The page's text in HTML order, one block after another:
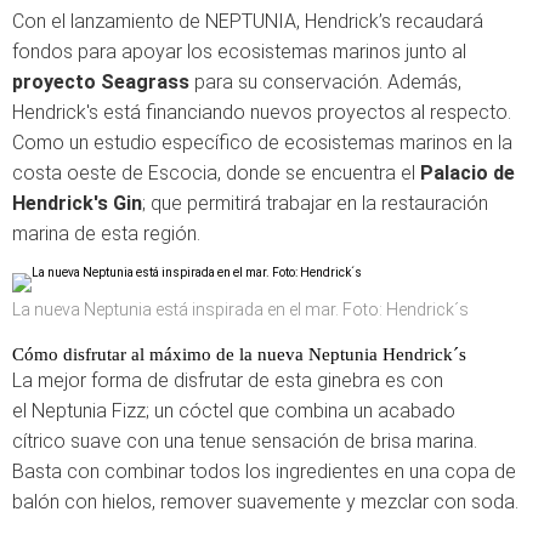
Con el lanzamiento de NEPTUNIA, Hendrick’s recaudará
fondos para apoyar los ecosistemas marinos junto al
proyecto Seagrass para su conservación. Además,
Hendrick's está financiando nuevos proyectos al respecto.
Como un estudio específico de ecosistemas marinos en la
costa oeste de Escocia, donde se encuentra el Palacio de
Hendrick's Gin; que permitirá trabajar en la restauración
marina de esta región.
La nueva Neptunia está inspirada en el mar. Foto: Hendrick´s
Cómo disfrutar al máximo de la nueva Neptunia Hendrick´s
La mejor forma de disfrutar de esta ginebra es con
el Neptunia Fizz; un cóctel que combina un acabado
cítrico suave con una tenue sensación de brisa marina.
Basta con combinar todos los ingredientes en una copa de
balón con hielos, remover suavemente y mezclar con soda.